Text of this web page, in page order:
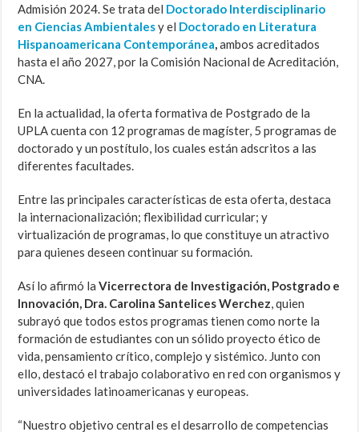
Admisión 2024. Se trata del Doctorado Interdisciplinario
en Ciencias Ambientalesy el Doctorado en Literatura
Hispanoamericana Contemporánea,ambos acreditados
hasta el año 2027, por la Comisión Nacional de Acreditación,
CNA.
En la actualidad, la oferta formativa de Postgrado de la
UPLA cuenta con 12 programas de magíster, 5 programas de
doctorado y un postítulo, los cuales están adscritos a las
diferentes facultades.
Entre las principales características de esta oferta, destaca
la internacionalización; flexibilidad curricular; y
virtualización de programas, lo que constituye un atractivo
para quienes deseen continuar su formación.
Así lo afirmó laVicerrectora de Investigación, Postgrado e
Innovación, Dra. Carolina Santelices Werchez, quien
subrayó que todos estos programas tienen como norte la
formación de estudiantes con un sólido proyecto ético de
vida, pensamiento crítico, complejo y sistémico. Junto con
ello, destacó el trabajo colaborativo en red con organismos y
universidades latinoamericanas y europeas.
“Nuestro objetivo central es el desarrollo de competencias